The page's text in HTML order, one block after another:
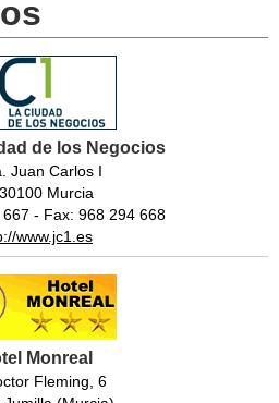
de los Negocios
Juan Carlos I
Murcia
- Fax: 968 294 668
www.jc1.es
Monreal
Fleming, 6